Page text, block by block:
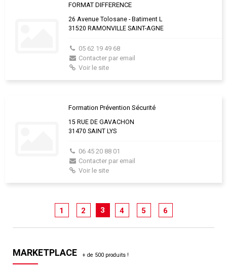
FORMAT DIFFERENCE
26 Avenue Tolosane - Batiment L
31520 RAMONVILLE SAINT-AGNE
05 62 19 49 68
Contacter par email
Voir le site
Formation Prévention Sécurité
15 RUE DE GAVACHON
31470 SAINT LYS
06 45 20 88 01
Contacter par email
Voir le site
1 2 3 4 5 6
MARKETPLACE